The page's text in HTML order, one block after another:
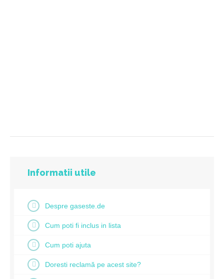
Informatii utile
Despre gaseste.de
Cum poti fi inclus in lista
Cum poti ajuta
Doresti reclamă pe acest site?